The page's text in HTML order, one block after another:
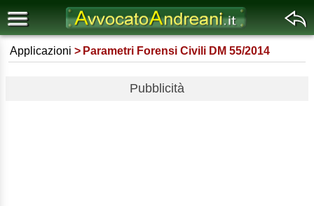
Applicazioni Parametri Forensi Civili DM 55/2014
Pubblicità